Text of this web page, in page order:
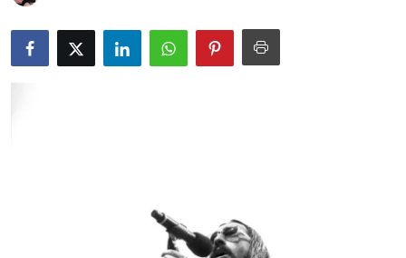
Kamu Kurumları ve Üst Kurullar